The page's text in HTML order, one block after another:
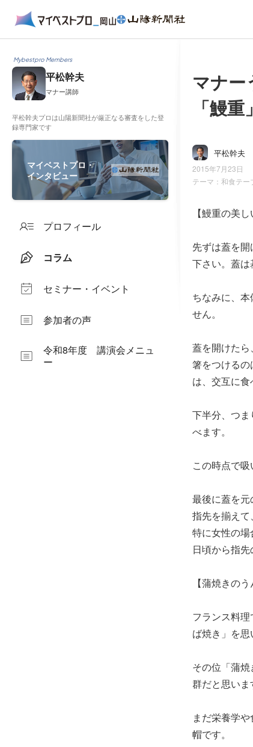
Mybestpro Members
平松幹夫
マナー講師
平松幹夫プロは山陽新聞社が厳正なる審査をした登
録専門家です
マイベストプロ・
インタビュー
プロフィール
コラム
セミナー・イベント
参加者の声
令和8年度 講演会メニュ
ー
マナー
「鰻
平松幹夫
2015年7月23日
テーマ： 和食テー
【鰻重の美し
先ずは蓋を
下さい。蓋は
ちなみに、
せん。
蓋を開けたら
箸をつける
は、交互に食
下半分、つ
べます。
この時点で
最後に蓋を元
指先を揃えて
特に女性の場
日頃から指先
【蒲焼きのう
フランス料
ば焼き」を思
その位「蒲
群だと思いま
まだ栄養学
帽です。